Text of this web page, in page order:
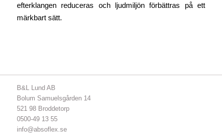
efterklangen reduceras och ljudmiljön förbättras på ett
märkbart sätt.
B&L Lund AB
Bolum Samuelsgården 14
521 98 Broddetorp
0500-49 13 55
info@absoflex.se